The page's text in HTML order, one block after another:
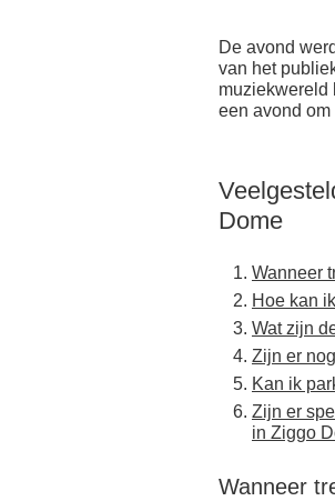
De avond
van het
muziekwereld
een avond
Dome
Wanneer
Hoe kan
Wat zijn
Zijn er
Kan ik
Zijn er
in Ziggo
Wanneer